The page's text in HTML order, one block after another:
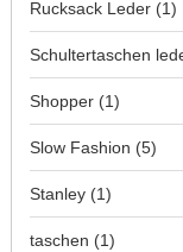
Rucksack Leder (1)
Schultertaschen
Shopper (1)
Slow Fashion (5)
Stanley (1)
taschen (1)